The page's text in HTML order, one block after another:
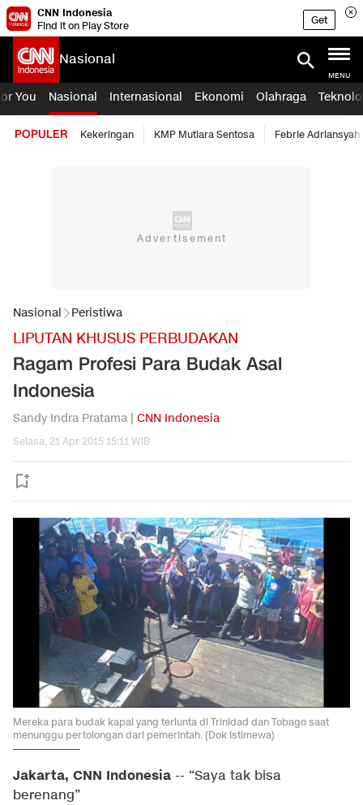
CNN Indonesia
Find it on Play Store
Get
Nasional
MENU
You Nasional Internasional Ekonomi Olahraga
POPULER Kekeringan KMP Mutiara Sentosa Febrie Adriansyah
Nasional Peristiwa
LIPUTAN KHUSUS PERBUDAKAN
Ragam Profesi Para Budak Asal
Indonesia
Sandy Indra Pratama | CNN Indonesia
Selasa, 21 Apr 2015 15:11 WIB
Mereka para budak kapal yang terlunta di Trinidad dan Tobago saat
menunggu pertolongan dari pemerintah. (Dok Istimewa)
Jakarta, CNN Indonesia -- “Saya tak bisa
berenang”